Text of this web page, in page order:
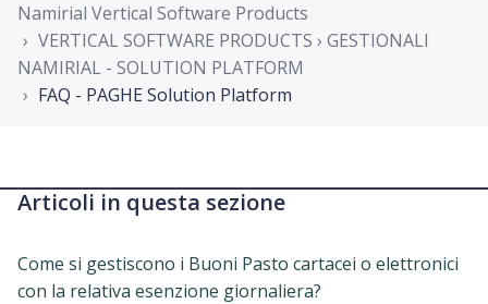
Namirial Vertical Software Products
VERTICAL SOFTWARE PRODUCTS › GESTIONALI
NAMIRIAL - SOLUTION PLATFORM
FAQ - PAGHE Solution Platform
Articoli in questa sezione
Come si gestiscono i Buoni Pasto cartacei o elettronici
con la relativa esenzione giornaliera?